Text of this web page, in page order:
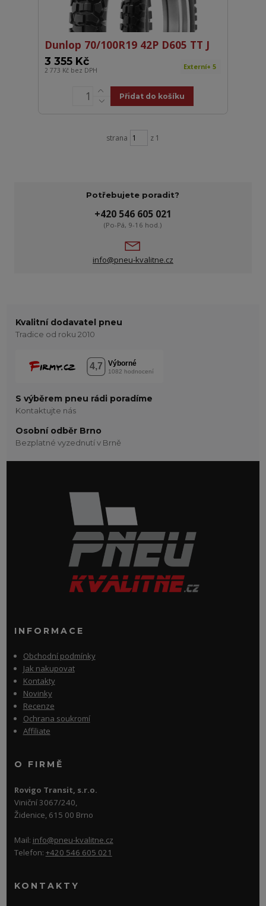
Dunlop 70/100R19 42P D605 TT J
3 355 Kč
2 773 Kč bez DPH Externí+ 5
Přidat do košíku
strana z 1
Potřebujete poradit?
+420 546 605 021
(Po-Pá, 9-16 hod.)
info@pneu-kvalitne.cz
Kvalitní dodavatel pneu
Tradice od roku 2010
S výběrem pneu rádi poradíme
Kontaktujte nás
Osobní odběr Brno
Bezplatné vyzednutí v Brně
INFORMACE
Obchodní podmínky
Jak nakupovat
Kontakty
Novinky
Recenze
Ochrana soukromí
Affiliate
O FIRMĚ
Rovigo Transit, s.r.o.
Viniční 3067/240,
Židenice, 615 00 Brno
Mail: info@pneu-kvalitne.cz
Telefon: +420 546 605 021
KONTAKTY